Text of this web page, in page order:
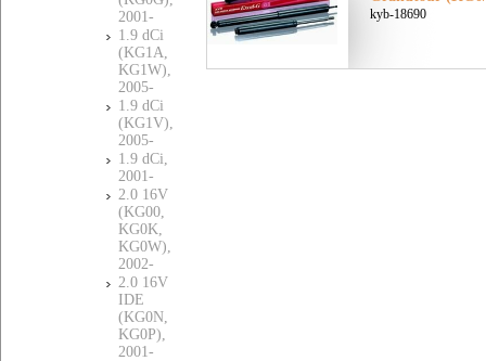
2001-
1.9 dCi
(KG1A,
KG1W),
2005-
1.9 dCi
(KG1V),
2005-
1.9 dCi,
2001-
2.0 16V
(KG00,
KG0K,
KG0W),
2002-
2.0 16V
IDE
(KG0N,
KG0P),
2001-
kyb-18690